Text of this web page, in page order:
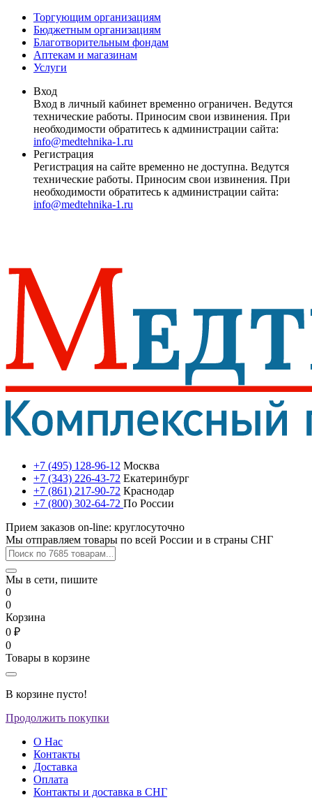
Торгующим организациям
Бюджетным организациям
Благотворительным фондам
Аптекам и магазинам
Услуги
Вход
Вход в личный кабинет временно ограничен. Ведутся
технические работы. Приносим свои извинения. При
необходимости обратитесь к администрации сайта:
info@medtehnika-1.ru
Регистрация
Регистрация на сайте временно не доступна. Ведутся
технические работы. Приносим свои извинения. При
необходимости обратитесь к администрации сайта:
info@medtehnika-1.ru
+7 (495) 128-96-12 Москва
+7 (343) 226-43-72 Екатеринбург
+7 (861) 217-90-72 Краснодар
+7 (800) 302-64-72 По России
Прием заказов on-line: круглосуточно
Мы отправляем товары по всей России и в страны СНГ
Мы в сети, пишите
0
0
Корзина
0 ₽
0
Товары в корзине
В корзине пусто!
Продолжить покупки
О Нас
Контакты
Доставка
Оплата
Контакты и доставка в СНГ